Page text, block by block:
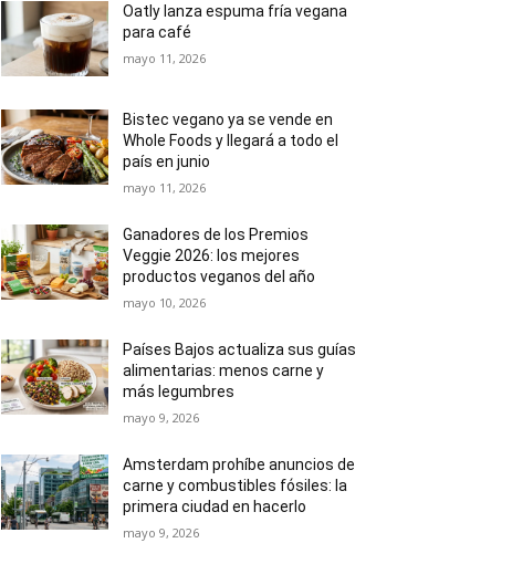
Oatly lanza espuma fría vegana
para café
mayo 11, 2026
Bistec vegano ya se vende en
Whole Foods y llegará a todo el
país en junio
mayo 11, 2026
Ganadores de los Premios
Veggie 2026: los mejores
productos veganos del año
mayo 10, 2026
Países Bajos actualiza sus guías
alimentarias: menos carne y
más legumbres
mayo 9, 2026
Amsterdam prohíbe anuncios de
carne y combustibles fósiles: la
primera ciudad en hacerlo
mayo 9, 2026